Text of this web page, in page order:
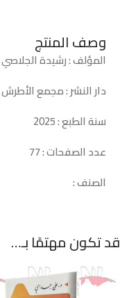
وصف المنتج
المؤلف : رشيدة الجلاصي
دار النشر : مجمع الأطرش
سنة الطبع : 2025
عدد الصفحات : 77
الصنف :
قد تكون مهتمًا بـ…